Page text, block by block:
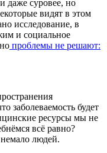
даже суровее, но
видят в этом
исследование, в
и социальное
проблемы не решают:
заболеваемость будет
ресурсы мы не
всё равно?
людей.